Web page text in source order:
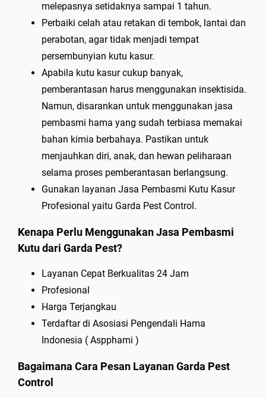
melepasnya setidaknya sampai 1 tahun.
Perbaiki celah atau retakan di tembok, lantai dan
perabotan, agar tidak menjadi tempat
persembunyian kutu kasur.
Apabila kutu kasur cukup banyak,
pemberantasan harus menggunakan insektisida.
Namun, disarankan untuk menggunakan jasa
pembasmi hama yang sudah terbiasa memakai
bahan kimia berbahaya. Pastikan untuk
menjauhkan diri, anak, dan hewan peliharaan
selama proses pemberantasan berlangsung.
Gunakan layanan Jasa Pembasmi Kutu Kasur
Profesional yaitu Garda Pest Control.
Kenapa Perlu Menggunakan Jasa Pembasmi
Kutu dari Garda Pest?
Layanan Cepat Berkualitas 24 Jam
Profesional
Harga Terjangkau
Terdaftar di Asosiasi Pengendali Hama
Indonesia ( Aspphami )
Bagaimana Cara Pesan Layanan Garda Pest
Control